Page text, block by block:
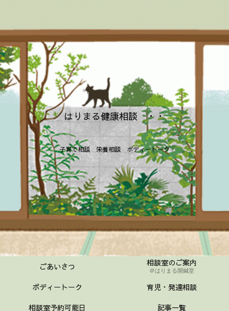
はりまる健康相談 ・・
子育て相談 栄養相談 ボディートーク
ごあいさつ 相談室のご案内
＠はりまる開鍼堂
ボディートーク
育児・発達相談
相談室予約可能日
記事一覧